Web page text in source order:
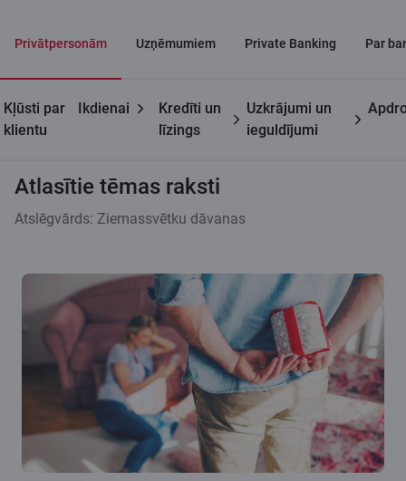
Privātpersonām Uzņēmumiem Private Banking Par
Kļūsti par
klientu
Ikdienai
Kredīti un
līzings
Uzkrājumi un
ieguldījumi
Citadeles blogs Atlasītie tēmas raksti
Atlasītie tēmas raksti
Atslēgvārds: Ziemassvētku dāvanas